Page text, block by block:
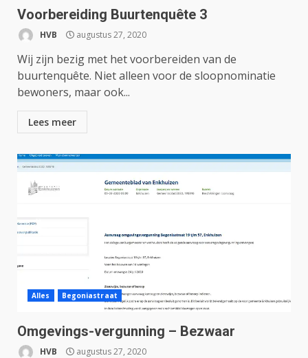
Voorbereiding Buurtenquête 3
HVB augustus 27, 2020
Wij zijn bezig met het voorbereiden van de
buurtenquête. Niet alleen voor de sloopnominatie
bewoners, maar ook...
Lees meer
Alles Begoniastraat
Omgevings-vergunning – Bezwaar
HVB augustus 27, 2020